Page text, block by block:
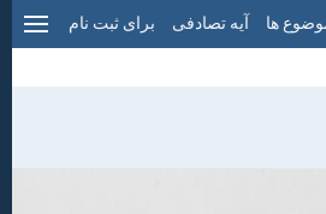
ها آیه تصادفی برای ثبت نام